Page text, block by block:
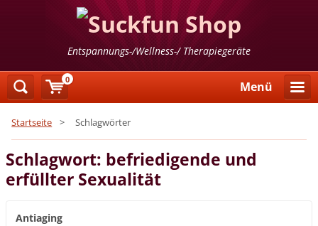
Entspannungs-/Wellness-/ Therapiegeräte
Menü
Startseite > Schlagwörter
Schlagwort: befriedigende und
erfüllter Sexualität
Antiaging
0